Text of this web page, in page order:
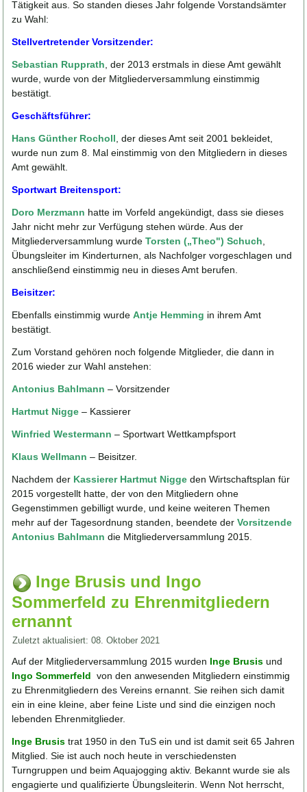
Tätigkeit aus. So standen dieses Jahr folgende Vorstandsämter
zu Wahl:
Stellvertretender Vorsitzender:
Sebastian Rupprath , der 2013 erstmals in diese Amt gewählt
wurde, wurde von der Mitgliederversammlung einstimmig
bestätigt.
Geschäftsführer:
Hans Günther Rocholl , der dieses Amt seit 2001 bekleidet,
wurde nun zum 8. Mal einstimmig von den Mitgliedern in dieses
Amt gewählt.
Sportwart Breitensport:
Doro Merzmann hatte im Vorfeld angekündigt, dass sie dieses
Jahr nicht mehr zur Verfügung stehen würde. Aus der
Mitgliederversammlung wurdeTorsten („Theo") Schuch
Übungsleiter im Kinderturnen, als Nachfolger vorgeschlagen und
anschließend einstimmig neu in dieses Amt berufen.
Beisitzer:
Ebenfalls einstimmig wurdeAntje Hemming in ihrem Amt
bestätigt.
Zum Vorstand gehören noch folgende Mitglieder, die dann in
2016 wieder zur Wahl anstehen:
Antonius Bahlmann – Vorsitzender
Hartmut Nigge – Kassierer
Winfried Westermann – Sportwart Wettkampfsport
Klaus Wellmann – Beisitzer.
Nachdem der Kassierer Hartmut Nigge den Wirtschaftsplan für
2015 vorgestellt hatte, der von den Mitgliedern ohne
Gegenstimmen gebilligt wurde, und keine weiteren Themen
mehr auf der Tagesordnung standen, beendete derVorsitzende
Antonius Bahlmann die Mitgliederversammlung 2015.
Inge Brusis und Ingo
Sommerfeld zu Ehrenmitgliedern
ernannt
Zuletzt aktualisiert: 08. Oktober 2021
Auf der Mitgliederversammlung 2015 wurden Inge Brusis und
Ingo Sommerfeldvon den anwesenden Mitgliedern einstimmig
zu Ehrenmitgliedern des Vereins ernannt. Sie reihen sich damit
ein in eine kleine, aber feine Liste und sind die einzigen noch
lebenden Ehrenmitglieder.
Inge Brusis trat 1950 in den TuS ein und ist damit seit 65 Jahren
Mitglied. Sie ist auch noch heute in verschiedensten
Turngruppen und beim Aquajogging aktiv. Bekannt wurde sie als
engagierte und qualifizierte Übungsleiterin. Wenn Not herrscht,